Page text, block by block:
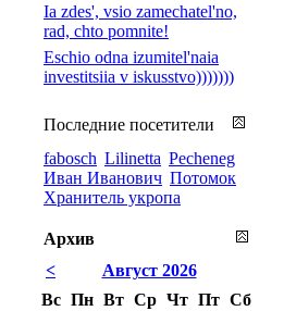
Ia zdes', vsio zamechatel'no,
rad, chto pomnite!
Eschio odna izumitel'naia
investitsiia v iskusstvo)))))))
Последние посетители
fabosch Lilinetta Pecheneg
Иван Иванович Потомок
Хранитель укропа
Архив
<
Август 2026
Вс Пн Вт Ср Чт Пт Сб